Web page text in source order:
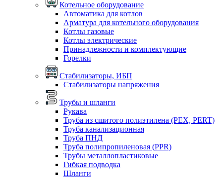
Котельное оборудование
Автоматика для котлов
Арматура для котельного оборудования
Котлы газовые
Котлы электрические
Принадлежности и комплектующие
Горелки
Стабилизаторы, ИБП
Стабилизаторы напряжения
Трубы и шланги
Рукава
Труба из сшитого полиэтилена (PEX, PERT)
Труба канализационная
Труба ПНД
Труба полипропиленовая (PPR)
Трубы металлопластиковые
Гибкая подводка
Шланги